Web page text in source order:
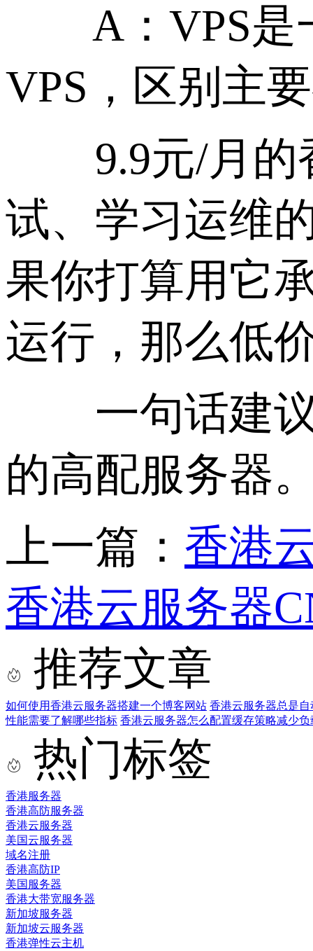
A：VPS是一
VPS，区别主
9.9元/月的香
试、学习运维
果你打算用它
运行，那么低
一句话建议
的高配服务器
上一篇： 香港
香港云服务器
推荐文章
如何使用香港云服务器搭建一个博客网站 香港云服务器总是
性能需要了解哪些指标 香港云服务器怎么配置缓存策略减少负
热门标签
香港服务器
香港高防服务器
香港云服务器
美国云服务器
域名注册
香港高防IP
美国服务器
香港大带宽服务器
新加坡服务器
新加坡云服务器
香港弹性云主机